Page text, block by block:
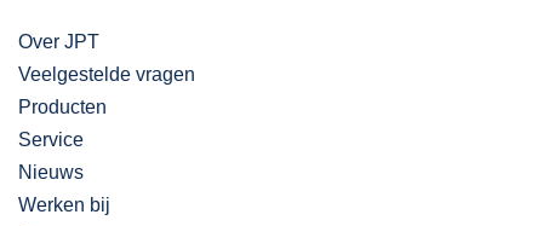
Over JPT
Veelgestelde vragen
Producten
Service
Nieuws
Werken bij